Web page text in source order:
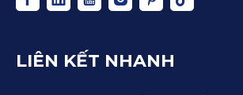
LIÊN KẾT NHANH